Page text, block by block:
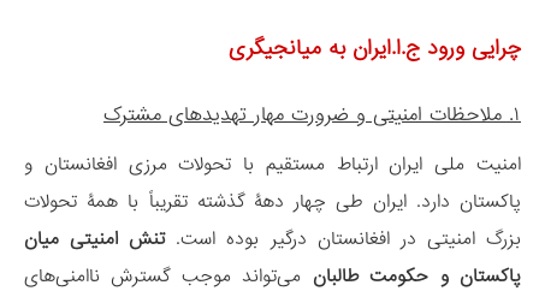
چرایی ورود ج.ا.ایران به میانجیگری
۱. ملاحظات امنیتی و ضرورت مهار تهدیدهای مشترک
امنیت ملی ایران ارتباط مستقیم با تحولات مرزی افغانستان و
پاکستان دارد. ایران طی چهار دهۀ گذشته تقریباً با همۀ تحولات
بزرگ امنیتی در افغانستان درگیر بوده است. تنش امنیتی میان
پاکستان و حکومت طالبان می‌تواند موجب گسترش ناامنی‌های